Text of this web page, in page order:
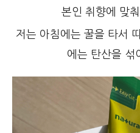
본인 취향에 맞
저는 아침에는 꿀을 타서
에는 탄산을 섞